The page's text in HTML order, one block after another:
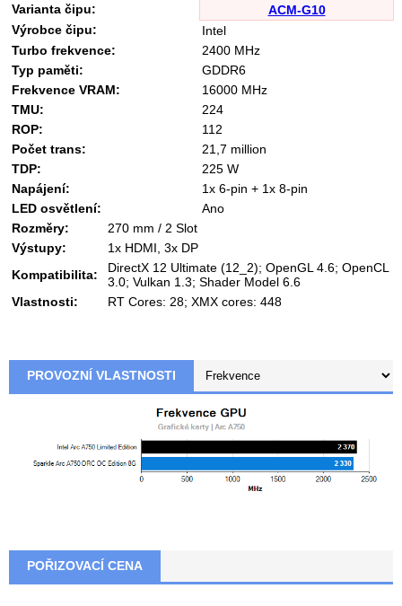
Varianta čipu:
ACM-G10
Výrobce čipu:
Intel
Turbo frekvence:
2400 MHz
Typ paměti:
GDDR6
Frekvence VRAM:
16000 MHz
TMU:
224
ROP:
112
Počet trans:
21,7 million
TDP:
225 W
Napájení:
1x 6-pin + 1x 8-pin
LED osvětlení:
Ano
Rozměry:
270 mm / 2 Slot
Výstupy:
1x HDMI, 3x DP
Kompatibilita:
DirectX 12 Ultimate (12_2); OpenGL 4.6; OpenCL
3.0; Vulkan 1.3; Shader Model 6.6
Vlastnosti:
RT Cores: 28; XMX cores: 448
PROVOZNÍ VLASTNOSTI
POŘIZOVACÍ CENA